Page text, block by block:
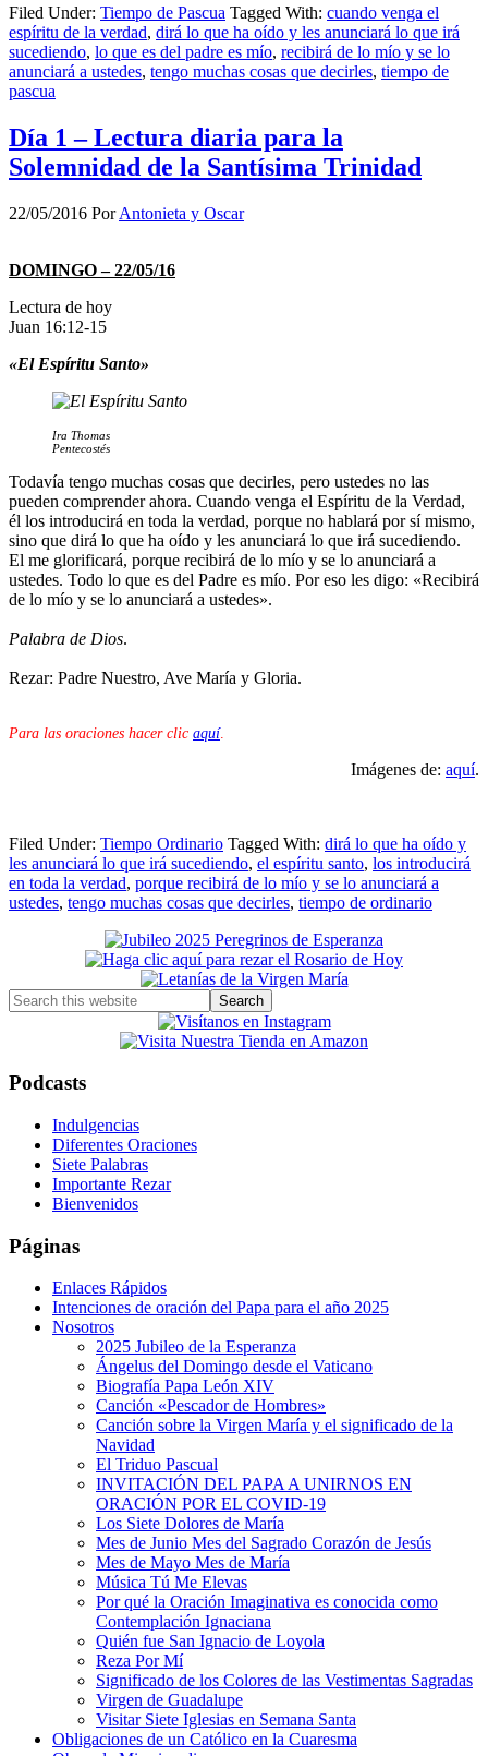
Filed Under: Tiempo de Pascua Tagged With: cuando venga el
espíritu de la verdad, dirá lo que ha oído y les anunciará lo que irá
sucediendo, lo que es del padre es mío, recibirá de lo mío y se lo
anunciará a ustedes, tengo muchas cosas que decirles, tiempo de
pascua
Día 1 – Lectura diaria para la
Solemnidad de la Santísima Trinidad
22/05/2016 PorAntonieta y Oscar
DOMINGO – 22/05/16
Lectura de hoy
Juan 16:12-15
«El Espíritu Santo»
Ira Thomas
Pentecostés
Todavía tengo muchas cosas que decirles, pero ustedes no las
pueden comprender ahora. Cuando venga el Espíritu de la Verdad,
él los introducirá en toda la verdad, porque no hablará por sí mismo,
sino que dirá lo que ha oído y les anunciará lo que irá sucediendo.
El me glorificará, porque recibirá de lo mío y se lo anunciará a
ustedes. Todo lo que es del Padre es mío. Por eso les digo: «Recibirá
de lo mío y se lo anunciará a ustedes».
Palabra de Dios.
Rezar: Padre Nuestro, Ave María y Gloria.
Para las oraciones hacer clic aquí.
Imágenes de: aquí.
Filed Under: Tiempo Ordinario Tagged With: dirá lo que ha oído y
les anunciará lo que irá sucediendo, el espíritu santo, los introducirá
en toda la verdad, porque recibirá de lo mío y se lo anunciará a
ustedes, tengo muchas cosas que decirles, tiempo de ordinario
Primary
Sidebar
Search
this
Podcasts
Indulgencias
Diferentes Oraciones
Siete Palabras
Importante Rezar
Bienvenidos
Páginas
Enlaces Rápidos
Intenciones de oración del Papa para el año 2025
Nosotros
2025 Jubileo de la Esperanza
Ángelus del Domingo desde el Vaticano
Biografía Papa León XIV
Canción «Pescador de Hombres»
Canción sobre la Virgen María y el significado de la
Navidad
El Triduo Pascual
INVITACIÓN DEL PAPA A UNIRNOS EN
ORACIÓN POR EL COVID-19
Los Siete Dolores de María
Mes de Junio Mes del Sagrado Corazón de Jesús
Mes de Mayo Mes de María
Música Tú Me Elevas
Por qué la Oración Imaginativa es conocida como
Contemplación Ignaciana
Quién fue San Ignacio de Loyola
Reza Por Mí
Significado de los Colores de las Vestimentas Sagradas
Virgen de Guadalupe
Visitar Siete Iglesias en Semana Santa
Obligaciones de un Católico en la Cuaresma